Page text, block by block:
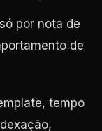
por nota de
de
tempo